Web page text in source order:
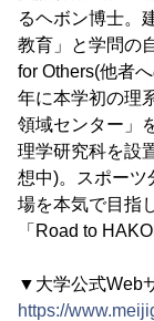
るヘボン博士。
教育」と学問の
for Others(他者
年に本学初の理
領域センター」
理学研究科を設
想中)。スポーツ
場を本気で目指
「Road to
▼大学公式Web
https://